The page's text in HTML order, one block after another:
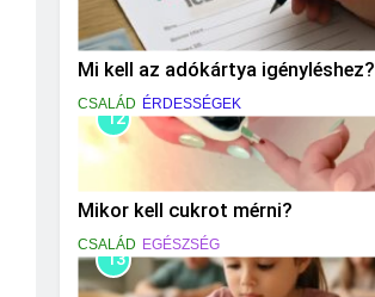
Mi kell az adókártya igényléshez?
CSALÁD ÉRDESSÉGEK
12
Mikor kell cukrot mérni?
CSALÁD EGÉSZSÉG
13